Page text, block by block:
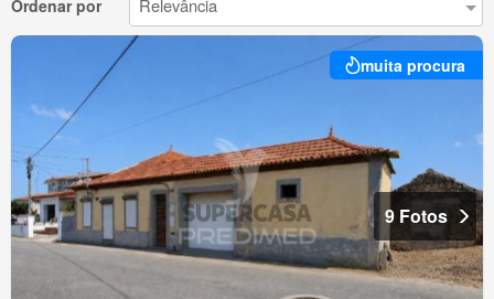
Ordenar por
muita procura
9 Fotos